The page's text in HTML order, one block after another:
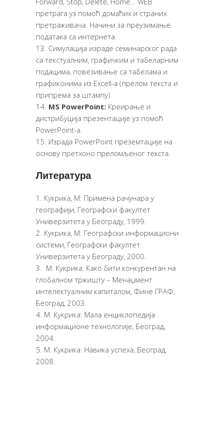
претрага уз помоћ домаћих и страних
претраживача. Начини за преузимање
података са интернета.
Симулација израде семинарског рада
са текстуалним, графичким и табеларним
подацима, повезивање са табелама и
графиконима из Excell-a (прелом текста и
припрема за штампу)
МS PowerPoint: Креирање и
дистрибуција презентације уз помоћ
PowerPoint-а.
Израда PowerPoint преземтације на
основу претхоно преломљеног текста.
Литература
Кукрика, М: Примена рачунара у
географији, Географски факултет
Универзитета у Београду, 1999.
Кукрика, М: Географски информациони
системи, Географски факултет
Универзитета у Београду, 2000.
М. Кукрика: Како бити конкурентан на
глобалном тржишту – Менаџмент
интелектуалним капиталом, Фине ГРАФ,
Београд, 2003.
М. Кукрика: Мала енциклопедија
информационе технологије, Београд,
2004.
М. Кукрика: Навика успеха, Београд,
2008.